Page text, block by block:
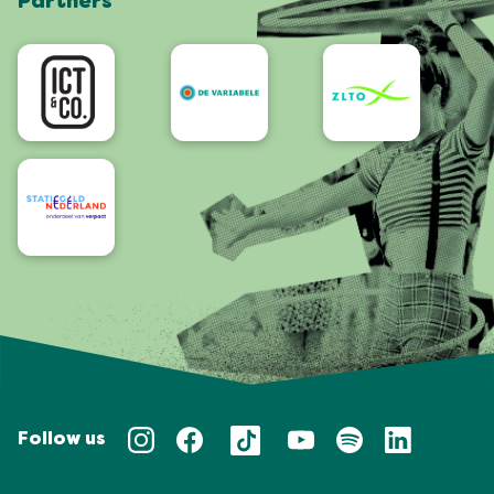
App
Accessibility
Follow us